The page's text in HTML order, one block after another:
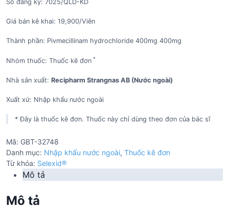
Số đăng ký: 7025/QLD-KD
Giá bán kê khai: 19,900/Viên
Thành phần: Pivmecillinam hydrochloride 400mg 400mg
Nhóm thuốc: Thuốc kê đơn *
Nhà sản xuất: Recipharm Strangnas AB (Nước ngoài)
Xuất xứ: Nhập khẩu nước ngoài
* Đây là thuốc kê đơn. Thuốc này chỉ dùng theo đơn của bác sĩ
Mã: GBT-32748
Danh mục: Nhập khẩu nước ngoài, Thuốc kê đơn
Từ khóa: Selexid®
Mô tả
Mô tả